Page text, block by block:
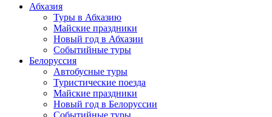
Абхазия
Туры в Абхазию
Майские праздники
Новый год в Абхазии
Событийные туры
Белоруссия
Автобусные туры
Туристические поезда
Майские праздники
Новый год в Белоруссии
Событийные туры